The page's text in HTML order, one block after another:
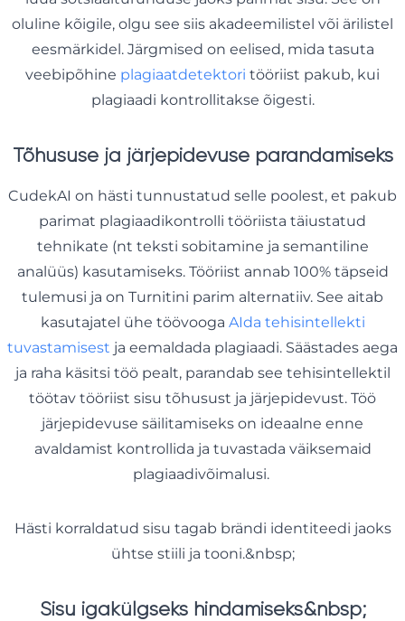
oluline kõigile, olgu see siis akadeemilistel või ärilistel
eesmärkidel. Järgmised on eelised, mida tasuta
veebipõhine plagiaatdetektori tööriist pakub, kui
plagiaadi kontrollitakse õigesti.
Tõhususe ja järjepidevuse parandamiseks
CudekAI on hästi tunnustatud selle poolest, et pakub
parimat plagiaadikontrolli tööriista täiustatud
tehnikate (nt teksti sobitamine ja semantiline
analüüs) kasutamiseks. Tööriist annab 100% täpseid
tulemusi ja on Turnitini parim alternatiiv. See aitab
kasutajatel ühe töövooga AIda tehisintellekti
tuvastamisest ja eemaldada plagiaadi. Säästades aega
ja raha käsitsi töö pealt, parandab see tehisintellektil
töötav tööriist sisu tõhusust ja järjepidevust. Töö
järjepidevuse säilitamiseks on ideaalne enne
avaldamist kontrollida ja tuvastada väiksemaid
plagiaadivõimalusi.
Hästi korraldatud sisu tagab brändi identiteedi jaoks
ühtse stiili ja tooni.&nbsp;
Sisu igakülgseks hindamiseks&nbsp;